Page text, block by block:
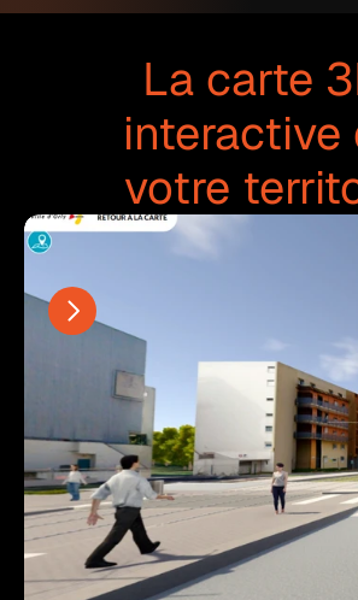
La carte
interactive
votre